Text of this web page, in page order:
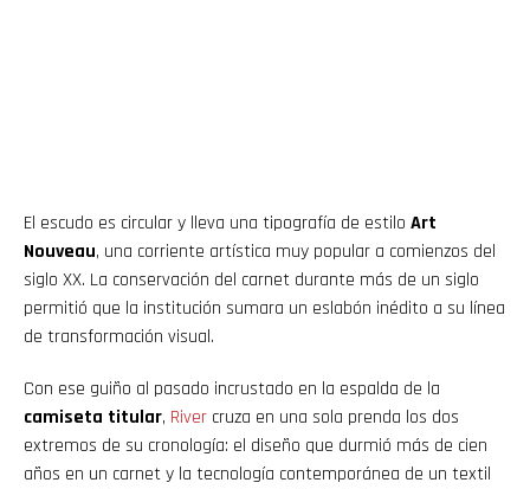
El escudo es circular y lleva una tipografía de estilo Art
Nouveau, una corriente artística muy popular a comienzos del
siglo XX. La conservación del carnet durante más de un siglo
permitió que la institución sumara un eslabón inédito a su línea
de transformación visual.
Con ese guiño al pasado incrustado en la espalda de la
camiseta titular, River cruza en una sola prenda los dos
extremos de su cronología: el diseño que durmió más de cien
años en un carnet y la tecnología contemporánea de un textil